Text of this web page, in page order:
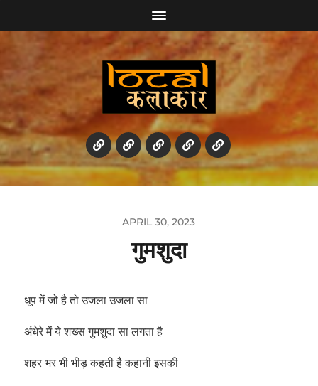
APRIL 30, 2023
गुमशुदा
धूप में जो है तो उजला उजला सा
अंधेरे में ये शख्स गुमशुदा सा लगता है
शहर भर भी भीड़ कहती है कहानी इसकी